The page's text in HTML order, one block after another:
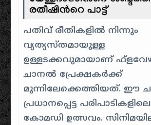
രതീഷിന്‍റെ പാട്ട്
പതിവ് രീതികളില്‍ നിന്നും
വ്യത്യസ്തമായുള്ള
ഉള്ളടക്കവുമായാണ്
ചാനല്‍ പ്രേക്ഷകര്‍ക്ക്
മുന്നിലേക്കെത്തിയത്. ഈ
പ്രധാനപ്പെട്ട
കോമഡി ഉത്സവം.